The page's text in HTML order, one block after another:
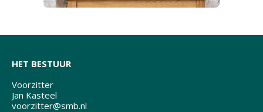
HET BESTUUR
Voorzitter
Jan Kasteel
voorzitter@smb.nl